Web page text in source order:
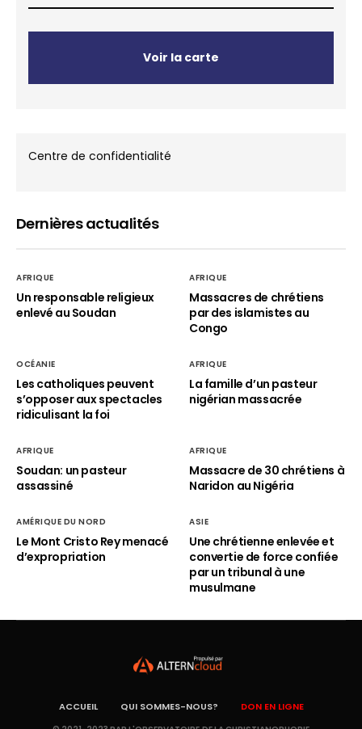
Voir la carte
Centre de confidentialité
Dernières actualités
AFRIQUE
Un responsable religieux
enlevé au Soudan
AFRIQUE
Massacres de chrétiens
par des islamistes au
Congo
OCÉANIE
Les catholiques peuvent
s’opposer aux spectacles
ridiculisant la foi
AFRIQUE
La famille d’un pasteur
nigérian massacrée
AFRIQUE
Soudan: un pasteur
assassiné
AFRIQUE
Massacre de 30 chrétiens à
Naridon au Nigéria
AMÉRIQUE DU NORD
Le Mont Cristo Rey menacé
d’expropriation
ASIE
Une chrétienne enlevée et
convertie de force confiée
par un tribunal à une
musulmane
ACCUEIL QUI SOMMES-NOUS? DON EN LIGNE